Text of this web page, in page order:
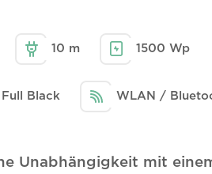
10 m 1500 Wp
Full Black WLAN /
Unabhängigkeit mit